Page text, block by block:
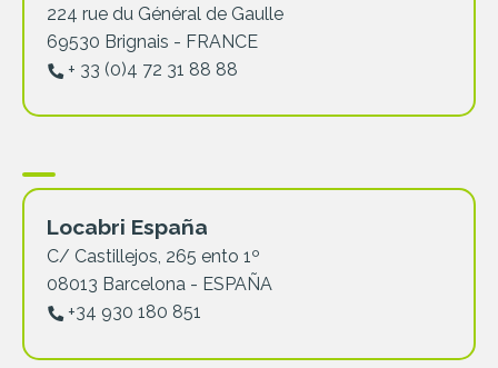
224 rue du Général de Gaulle
69530 Brignais - FRANCE
+ 33 (0)4 72 31 88 88
Locabri España
C/ Castillejos, 265 ento 1º
08013 Barcelona - ESPAÑA
+34 930 180 851